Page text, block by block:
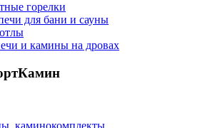
горелки
для бани и сауны
и камины на дровах